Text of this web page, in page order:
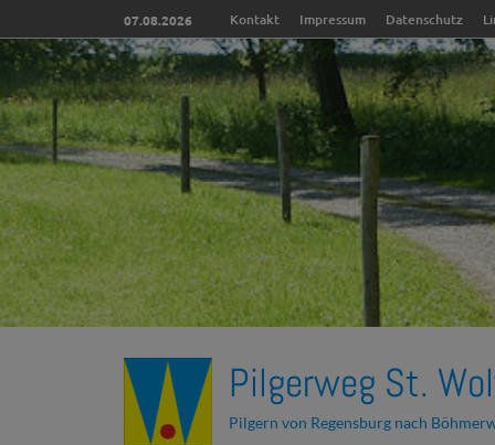
07.08.2026 Kontakt Impressum Datenschutz
Pilgerweg St.
Pilgern von Regensburg nach